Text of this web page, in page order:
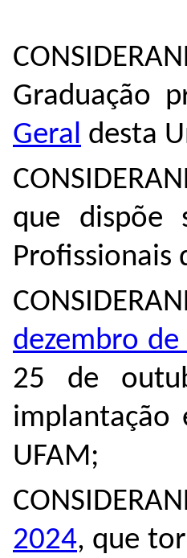
Graduação
Geral desta
que dispõe
Profissionais
dezembro de
25 de
implantação
UFAM;
2024​, que